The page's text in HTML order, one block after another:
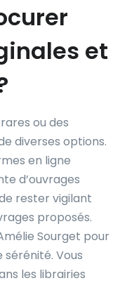
et
ou des
diverses options.
en ligne
d’ouvrages
rester vigilant
proposés.
Sourget pour
Vous
les librairies